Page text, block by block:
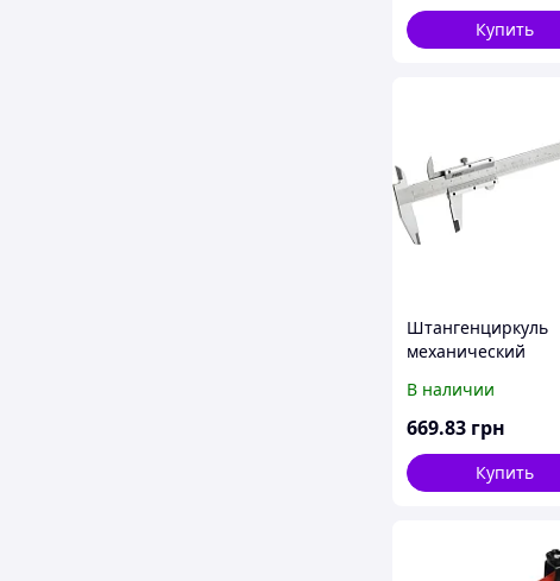
Купить
Штангенциркуль
механический
В наличии
669.83 грн
Купить